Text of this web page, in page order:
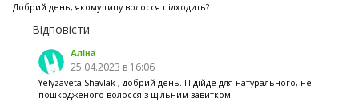
Добрий день, якому типу волосся підходить?
Відповісти
Аліна
25.04.2023 в 16:06
Yelyzaveta Shavlak , добрий день. Підійде для натурального, не
пошкодженого волосся з щільним завитком.